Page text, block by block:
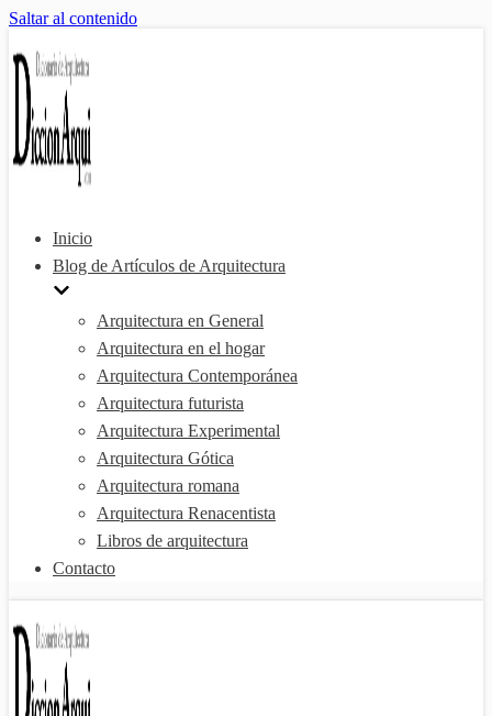
Saltar al contenido
Inicio
Blog de Artículos de Arquitectura
Arquitectura en General
Arquitectura en el hogar
Arquitectura Contemporánea
Arquitectura futurista
Arquitectura Experimental
Arquitectura Gótica
Arquitectura romana
Arquitectura Renacentista
Libros de arquitectura
Contacto